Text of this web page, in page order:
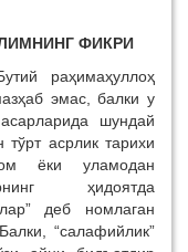
ФИКРИ
раҳимаҳуллоҳ
эмас, балки у
шундай
асрлик тарихи
ёки уламодан
ҳидоятда
деб номлаган
“салафийлик”